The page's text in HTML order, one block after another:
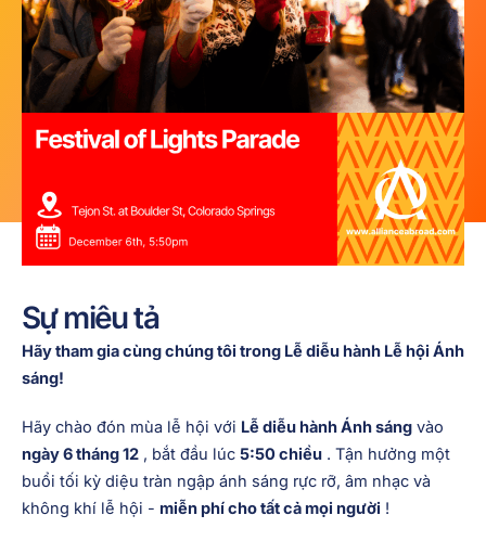
Sự miêu tả
Hãy tham gia cùng chúng tôi trong Lễ diễu hành Lễ hội Ánh
sáng!
Hãy chào đón mùa lễ hội với Lễ diễu hành Ánh sáng vào
ngày 6 tháng 12 , bắt đầu lúc 5:50 chiều . Tận hưởng một
buổi tối kỳ diệu tràn ngập ánh sáng rực rỡ, âm nhạc và
không khí lễ hội - miễn phí cho tất cả mọi người !